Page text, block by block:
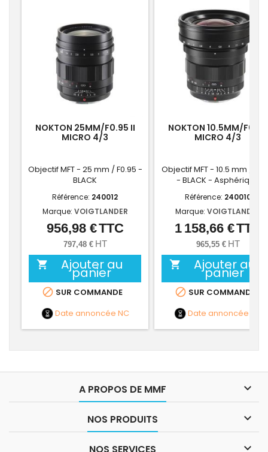
NOKTON 25MM/F0.95 II
MICRO 4/3
Objectif MFT - 25 mm / F0.95 -
BLACK
Référence: 240012
Marque: VOIGTLANDER
Prix
956,98 €TTC
797,48 € HT
 Ajouter au
panier
 SUR COMMANDE
Date annoncée NC
NOKTON 10.5MM/F0.95
MICRO 4/3
Objectif MFT - 10.5 mm /
- BLACK - Asphérique
Référence: 240010
Marque: VOIGTLANDER
Prix
1 158,66 €TTC
965,55 € HT
 Ajouter au
panier
 SUR COMMANDE
Date annoncée
A PROPOS DE MMF 
NOS PRODUITS 
NOS SERVICES 